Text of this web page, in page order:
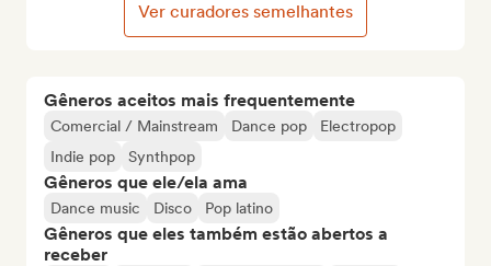
Gêneros aceitos mais frequentemente
Comercial / Mainstream Dance pop
Electropop
Indie pop
Synthpop
Gêneros que ele/ela ama
Dance music Disco Pop latino
Gêneros que eles também estão abertos a
receber
Ver curadores semelhantes